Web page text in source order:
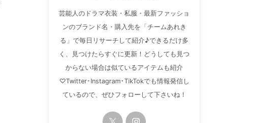
芸能人のドラマ衣装・私服・最新ファッショ
ンのブランド名・購入先を「チームあれき
る」で毎日リサーチして紹介♪できるだけ多
く、見つけたらすぐに更新！どうしても見つ
からない場合は似ているアイテムも紹介
♡Twitter･Instagram･TikTokでも情報発信し
ているので、ぜひフォローして下さいね！